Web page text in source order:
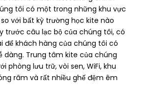
tôi có một trong những khu vực
với bất kỳ trường học kite nào
trước câu lạc bộ của chúng tôi, có
để khách hàng của chúng tôi có
dàng. Trung tâm kite của chúng
phòng lưu trữ, vòi sen, WiFi, khu
râm và rất nhiều ghế đệm êm